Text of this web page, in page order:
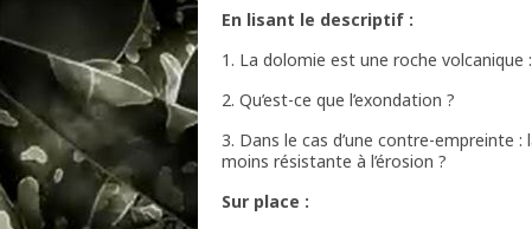
En lisant le descriptif :
1. La dolomie est une roche volcanique
2. Qu’est-ce que l’exondation ?
3. Dans le cas d’une contre-empreinte
moins résistante à l’érosion ?
Sur place :